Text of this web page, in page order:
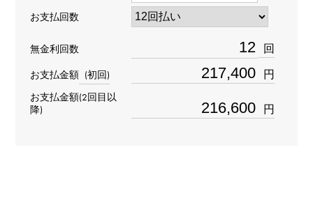
タイプ
ムーブメント
自動巻き
お支払回数
無金利回数 回
お支払金額 (初回) 円
お支払金額(2回目以
降)
円